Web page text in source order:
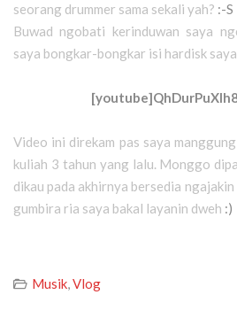
seorang drummer sama sekali yah? :-S
Buwad ngobati kerinduwan saya
saya bongkar-bongkar isi hardisk saya
Video ini direkam pas saya
kuliah 3 tahun yang lalu. Monggo
dikau pada akhirnya bersedia ngajakin
gumbira ria saya bakal layanin dweh :)
Musik,Vlog